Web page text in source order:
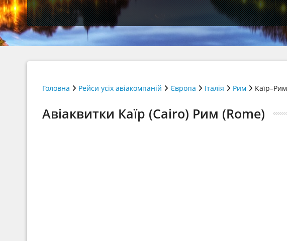
Головна Рейси усіх авіакомпаній Європа Італія Рим Каїр–Рим
Авіаквитки Каїр (Cairo) Рим (Rome)